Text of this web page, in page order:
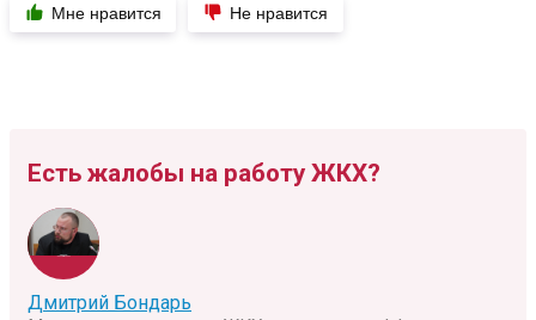
Мне нравится Не нравится
Есть жалобы на работу ЖКХ?
Дмитрий Бондарь